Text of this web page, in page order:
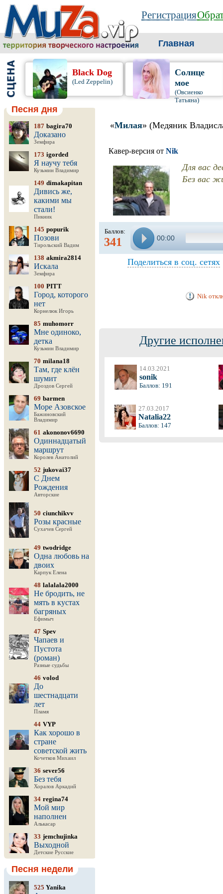
Регистрация
Главная
Black Dog
(Led Zeppelin)
Солнце
мое
(Овсиенко
Татьяна)
Песня дня
187 bagira70
Доказано
Земфира
173 igorded
Я научу тебя
Кузьмин Владимир
149 dimakapitan
Дивись же,
какими мы
стали!
Пикник
145 popurik
Позови
Тирольский Вадим
138 akmira2814
Искала
Земфира
100 PITT
Город, которого
нет
Корнелюк Игорь
85 muhomorr
Мне одиноко,
детка
Кузьмин Владимир
70 milana18
Там, где клён
шумит
Дроздов Сергей
69 barmen
Море Азовское
Бажиновский
Владимир
61 akononov6690
Одиннадцатый
маршрут
Королев Анатолий
52 jukovai37
С Днем
Рождения
Авторские
50 ciunchikvv
Розы красные
Сухачев Сергей
49 twodridge
Одна любовь на
двоих
Карпук Елена
48 lalalala2000
Не бродить, не
мять в кустах
багряных
Ефимыч
47 Spev
Чапаев и
Пустота
(роман)
Разные судьбы
46 volod
До
шестнадцати
лет
Пламя
44 VYP
Как хорошо в
стране
советской жить
Кочетков Михаил
36 sever56
Без тебя
Хоралов Аркадий
34 regina74
Мой мир
наполнен
Алькасар
33 jemchujinka
Выходной
Детские Русские
Песня недели
525 Yanika
«Милая» (Медяник
Кавер-версия от Nik
Для вас
Без вас
Баллов:
341 00:00
Поделиться в соц. сетях
Nik
Другие
14.03.2021
sonik
Баллов: 191
27.03.2017
Natalia22
Баллов: 147